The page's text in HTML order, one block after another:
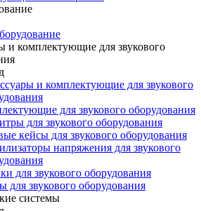
и комплектующие для звукового
и комплектующие для звукового
для звукового оборудования
для звукового оборудования
кейсы для звукового оборудования
напряжения для звукового
для звукового оборудования
для звукового оборудования
системы